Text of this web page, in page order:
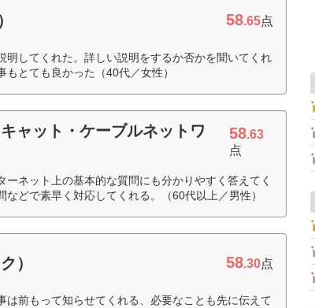
58.65点
明してくれた。詳しい説明をするか否かを聞いてくれ
とても良かった（40代／女性）
ャット・ケーブルネットワ
58.63
点
ネット上の基本的な質問にも分かりやすく答えてく
どで素早く対応してくれる。（60代以上／男性）
） 58.30点
前もって知らせてくれる、必要なことも先に伝えて